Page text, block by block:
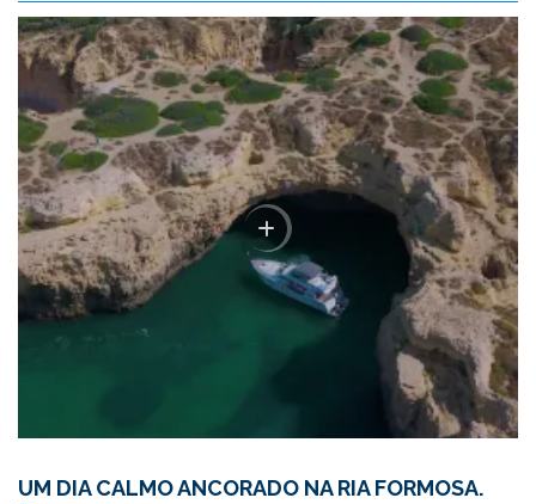
UM DIA CALMO ANCORADO NA RIA FORMOSA.